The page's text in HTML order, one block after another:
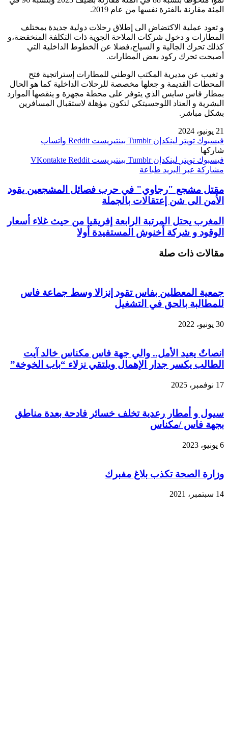
المئة مقارنة بالفترة نفسها من عام 2019.
و تعود عملية الاكتضاض الى إطلاق رحلات دولية جديدة بمختلف
المطارات و دخول شركات الملاحة الجوية ذات التكلفة المنخفضة،و
كذلك تحرك الجالية و السياح،فضلا عن الخطوط الداخلية التي
أصبحت تحرك ركود بعض المطارات.
و تغيب عن مديرية المكتب الوطني للمطارات إستراتجية فتح
المحطات القديمة و جعلها مخصصة للرحلات الداخلية كما هو الحال
بمطار فاس سايس الذي يتوفر على محطة مجهزة و ينقصها الموارد
البشرية و العتاد اللوجسيتكي لتكون مؤهلة لاستقبال المسافرين
بشكل مباشر.
21 يونيو، 2024
فيسبوك تويتر لينكدإن بينتيريست
واتساب
شاركها
فيسبوك تويتر لينكدإن بينتيريست
مشاركة عبر البريد طباعة
مقتل مشجع "رجاوي" في حرب فصائل المشجعين يقود
الأمن الى شن إعتقالات بالجملة
المغرب يحتل المرتبة الرابعة إفريقيا من حيث غلاء أسعار
الوقود و شركة أخنوش المستفيدة أولا
مقالات ذات صلة
جمعية المعطلين بفاس تقود إنزالا وسط جماعة فاس
للمطالبة بالحق في التشغيل
30 يونيو، 2022
انصاتٌ يعيد الأمل.. والي جهة فاس مكناس خالد آيت
الطالب يكسر جدار الإهمال ويلتقي نزلاء “باب الخوخة”
17 نوفمبر، 2025
سيول و أمطار رعدية تخلف خسائر فادحة بعدة مناطق
بجهة فاس /مكناس
6 يونيو، 2023
وزارة الصحة تكذب بلاغ مفبرك
14 سبتمبر، 2021